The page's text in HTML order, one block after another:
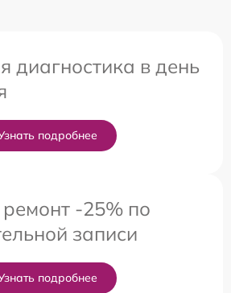
диагностика в день
подробнее
-25% по
записи
подробнее